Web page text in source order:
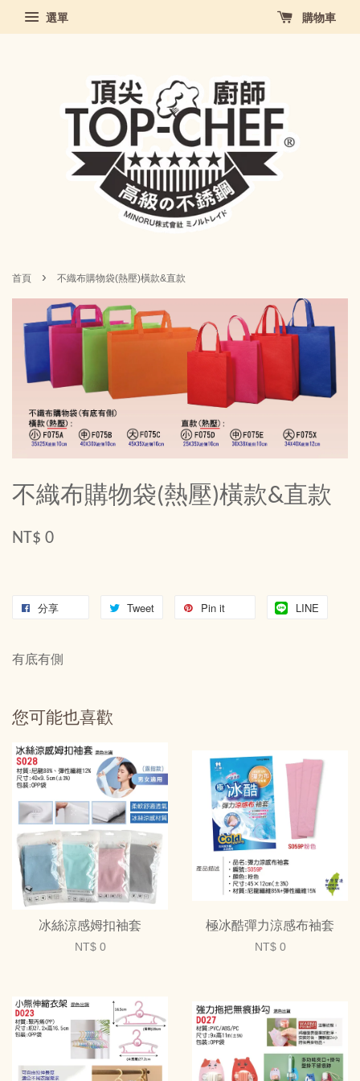
選單 購物車
首頁 › 不織布購物袋(熱壓)橫款&直款
不織布購物袋(熱壓)橫款&直款
NT$ 0
分享 Tweet Pin it LINE
有底有側
您可能也喜歡
冰絲涼感姆扣袖套
NT$ 0
極冰酷彈力涼感布袖套
NT$ 0